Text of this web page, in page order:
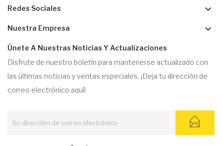
Redes Sociales keyboard_arrow_down
Nuestra Empresa keyboard_arrow_down
Únete A Nuestras Noticias Y Actualizaciones
Disfrute de nuestro boletín para mantenerse actualizado con
las últimas noticias y ventas especiales. ¡Deja tu dirección de
correo electrónico aquí!